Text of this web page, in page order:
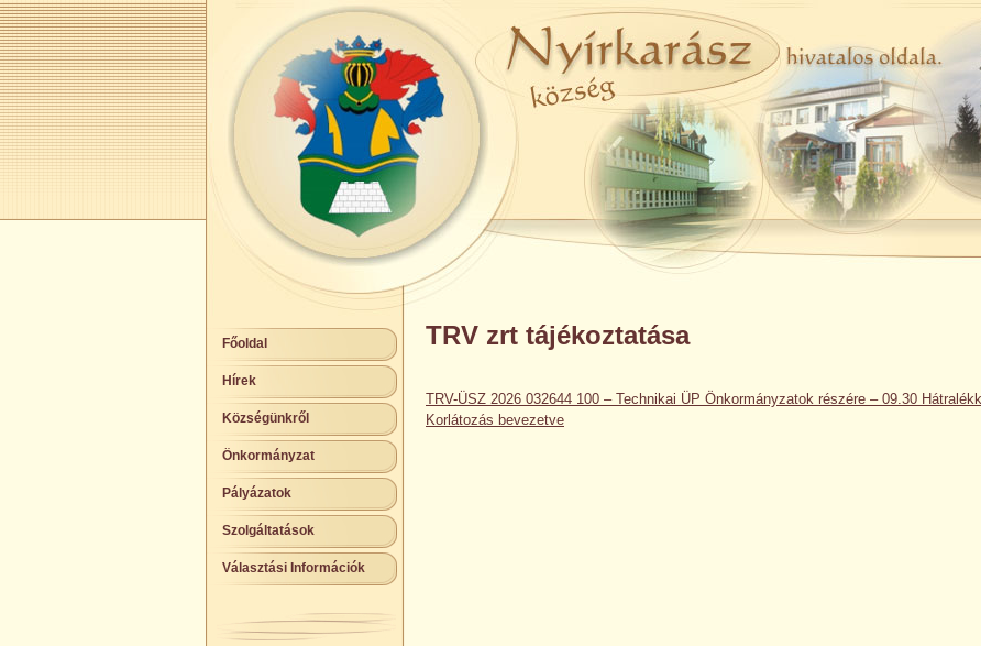
Főoldal
Hírek
Községünkről
Önkormányzat
Pályázatok
Szolgáltatások
Választási Információk
TRV zrt tájékoztatása
TRV-ÜSZ 2026 032644 100 – Technikai ÜP Önkormányzatok részére – 09.30
Korlátozás bevezetve